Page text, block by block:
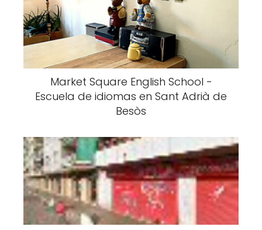
Market Square English School -
Escuela de idiomas en Sant Adrià de
Besòs